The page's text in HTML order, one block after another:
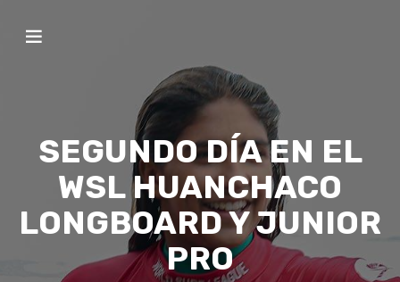
SEGUNDO DÍA EN EL
WSL HUANCHACO
LONGBOARD Y JUNIOR
PRO